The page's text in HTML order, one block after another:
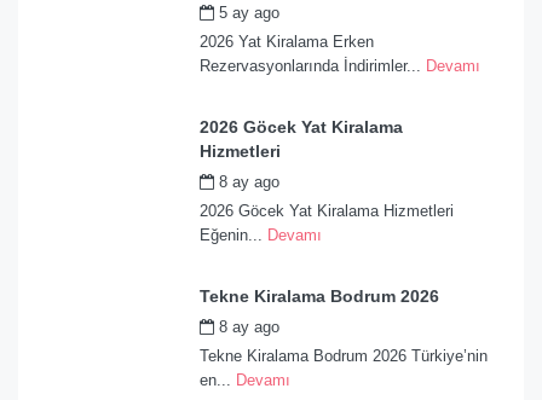
5 ay ago
2026 Yat Kiralama Erken
Rezervasyonlarında İndirimler... Devamı
2026 Göcek Yat Kiralama
Hizmetleri
8 ay ago
2026 Göcek Yat Kiralama Hizmetleri
Eğenin... Devamı
Tekne Kiralama Bodrum 2026
8 ay ago
Tekne Kiralama Bodrum 2026 Türkiye’nin
en... Devamı